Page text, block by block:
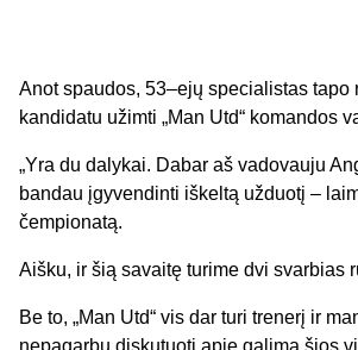
Anot spaudos, 53–ejų specialistas tapo
kandidatu užimti „Man Utd“ komandos
„Yra du dalykai. Dabar aš vadovauju
bandau įgyvendinti iškeltą užduotį –
čempionatą.
Aišku, ir šią savaitę turime dvi svarbias
Be to, „Man Utd“ vis dar turi trenerį ir
nepagarbu diskutuoti apie galimą šios